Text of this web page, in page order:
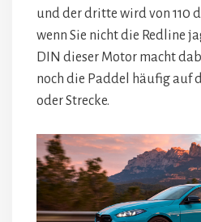
und der dritte wird von 110
wenn Sie nicht die Redline
DIN dieser Motor macht
noch die Paddel häufig auf
oder Strecke.